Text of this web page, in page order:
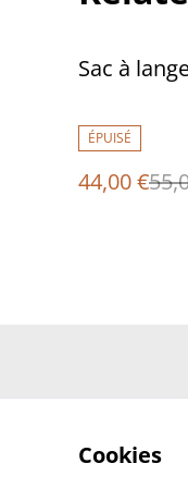
%
Sac à
ÉPUISÉ
44,00 €
Cookies